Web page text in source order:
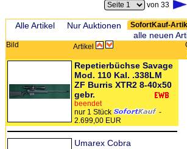
von 33
Alle Artikel Nur Auktionen SofortKauf-
alle neuen
Bild Artikel
Repetierbüchse Savage
Mod. 110 Kal. .338LM
ZF Burris XTR2 8-40x50
gebr.
beendet
nur 1 Stück
-
2.699,00 EUR
Umarex Cobra